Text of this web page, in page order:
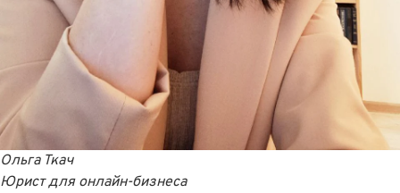
Ольга Ткач
Юрист для онлайн-бизнеса